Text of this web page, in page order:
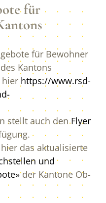
für
für Bewohner
Kantons
hier https://www.rsd-
stellt auch denFlyer
das aktualisierte
und
der Kantone Ob-